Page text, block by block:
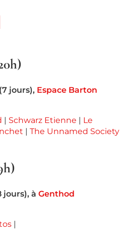
jours), Espace Barton
| Schwarz Etienne | Le
| The Unnamed Society
jours), à Genthod
|